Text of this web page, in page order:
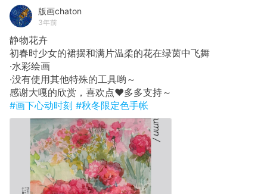
版画chaton
3年前
静物花卉
初春时少女的裙摆和满片温柔的花在绿茵中飞舞
·水彩绘画
·没有使用其他特殊的工具哟～
感谢大嘎的欣赏，喜欢点♥️多多支持～
#画下心动时刻 #秋冬限定色手帐